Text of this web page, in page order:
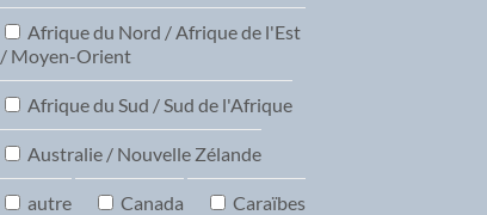
Afrique du Nord / Afrique de l'Est
/ Moyen-Orient
Afrique du Sud / Sud de l'Afrique
Australie / Nouvelle Zélande
autre Canada Caraïbes